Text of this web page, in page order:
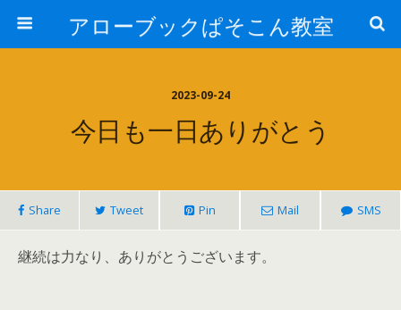
アローブックぱそこん教室
2023-09-24
今日も一日ありがとう
Share Tweet Pin Mail SMS
継続は力なり、ありがとうございます。